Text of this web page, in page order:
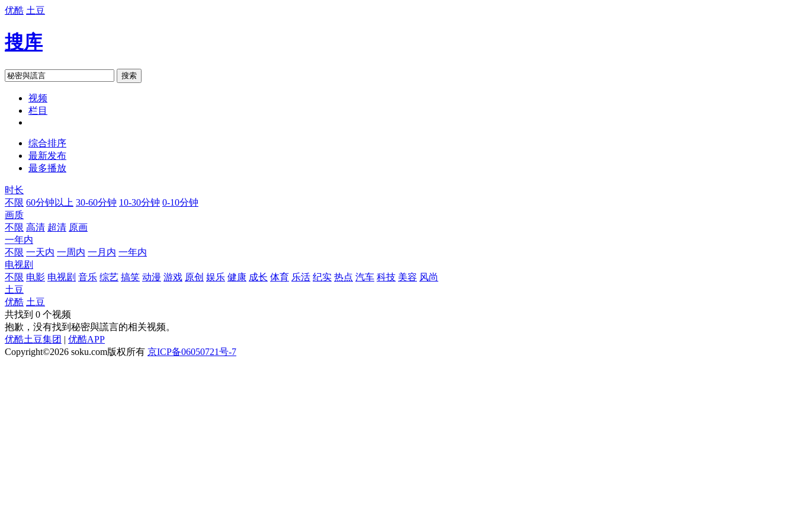
优酷 土豆
搜库
搜索
视频
栏目
综合排序
最新发布
最多播放
时长
不限 60分钟以上 30-60分钟 10-30分钟 0-10分钟
画质
不限 高清 超清 原画
一年内
不限 一天内 一周内 一月内 一年内
电视剧
不限 电影 电视剧 音乐 综艺 搞笑 动漫 游戏 原创 娱乐 健康 成长 体育 乐活 纪实 热点 汽车 科技 美容 风尚
土豆
优酷 土豆
共找到 0 个视频
抱歉，没有找到 秘密與謊言的相关视频。
优酷土豆集团 | 优酷APP
Copyright©2026 soku.com版权所有 京ICP备06050721号-7